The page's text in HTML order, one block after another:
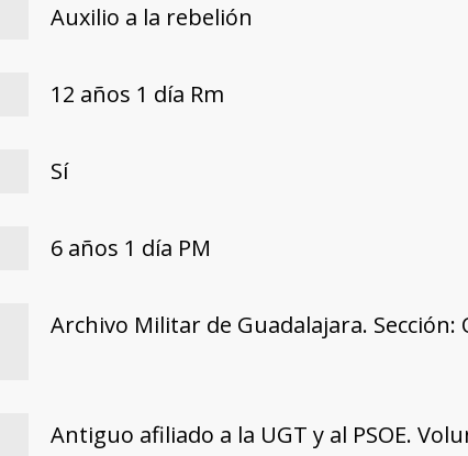
Auxilio a la rebelión
12 años 1 día Rm
Sí
6 años 1 día PM
Archivo Militar de Guadalajara. Sección:
Antiguo afiliado a la UGT y al PSOE.